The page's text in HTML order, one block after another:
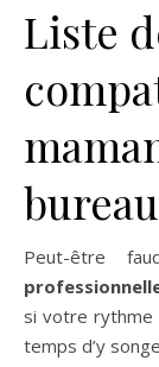
Liste
Peut-être
si votre
temps d’y